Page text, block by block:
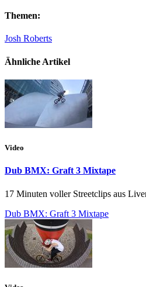
Themen:
Josh Roberts
Ähnliche Artikel
Video
Dub BMX: Graft 3 Mixtape
17 Minuten voller Streetclips aus
Dub BMX: Graft 3 Mixtape